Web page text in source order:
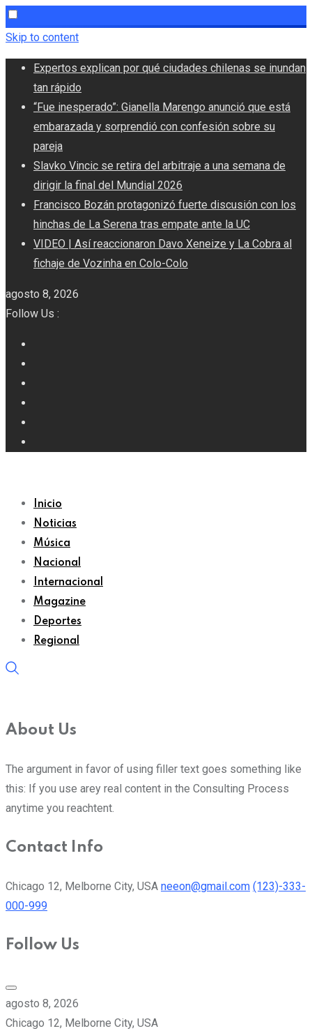
Skip to content
Expertos explican por qué ciudades chilenas se inundan
tan rápido
“Fue inesperado”: Gianella Marengo anunció que está
embarazada y sorprendió con confesión sobre su
pareja
Slavko Vincic se retira del arbitraje a una semana de
dirigir la final del Mundial 2026
Francisco Bozán protagonizó fuerte discusión con los
hinchas de La Serena tras empate ante la UC
VIDEO | Así reaccionaron Davo Xeneize y La Cobra al
fichaje de Vozinha en Colo-Colo
agosto 8, 2026
Follow Us :
Inicio
Noticias
Música
Nacional
Internacional
Magazine
Deportes
Regional
About Us
The argument in favor of using filler text goes something like
this: If you use arey real content in the Consulting Process
anytime you reachtent.
Contact Info
Chicago 12, Melborne City, USA neeon@gmail.com (123)-333-
000-999
Follow Us
agosto 8, 2026
Chicago 12, Melborne City, USA